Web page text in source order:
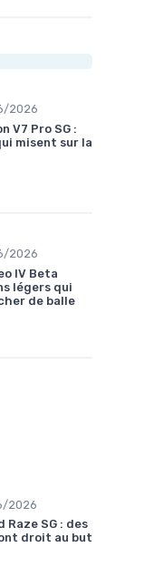
2026
V7 Pro SG :
misent sur la
2026
IV Beta
légers qui
de balle
2026
Raze SG : des
droit au but